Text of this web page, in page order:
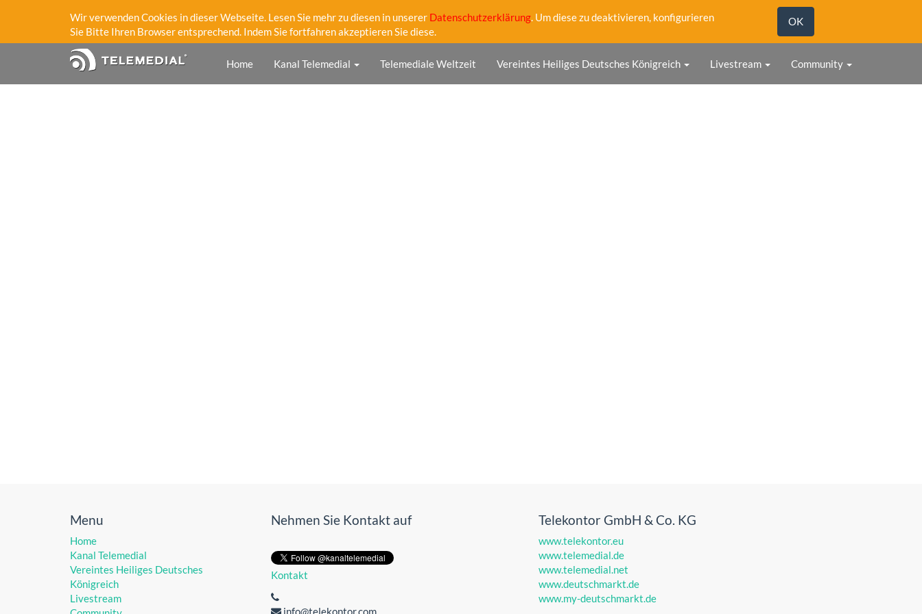
Wir verwenden Cookies in dieser Webseite. Lesen Sie mehr zu diesen in unserer Datenschutzerklärung. Um diese zu deaktivieren, konfigurieren
Sie Bitte Ihren Browser entsprechend. Indem Sie fortfahren akzeptieren Sie diese.
OK
Home Kanal Telemedial Telemediale Weltzeit Vereintes Heiliges Deutsches Königreich Livestream Community
Menu
Home
Kanal Telemedial
Vereintes Heiliges Deutsches
Königreich
Livestream
Nehmen Sie Kontakt auf
Kontakt
info@telekontor.com
Telekontor GmbH & Co. KG
www.telekontor.eu
www.telemedial.de
www.telemedial.net
www.deutschmarkt.de
www.my-deutschmarkt.de